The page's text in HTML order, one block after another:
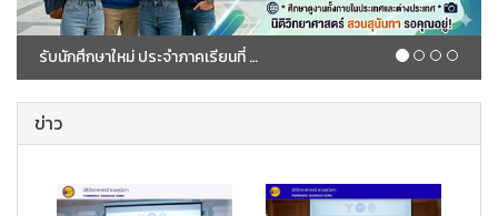
รับนักศึกษาใหม่ ประจำภาคเรียนที่ 1/2569
ข่าว